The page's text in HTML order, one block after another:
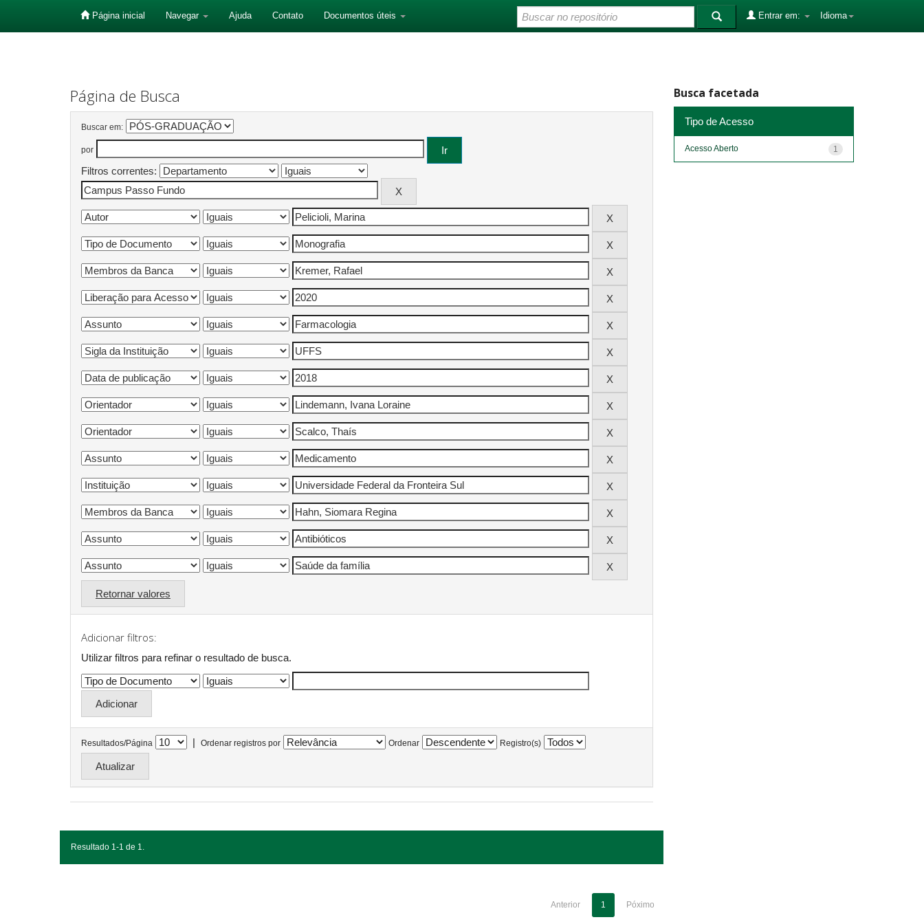
Página inicial Navegar Ajuda Contato Documentos úteis Idioma
Entrar em:
Página de Busca
Buscar em:
por
Filtros correntes:
Retornar valores
Adicionar filtros:
Utilizar filtros para refinar o resultado de busca.
Resultados/Página | Ordenar registros por Ordenar Registro(s)
Resultado 1-1 de 1.
Anterior 1 Póximo
Busca facetada
Tipo de Acesso
1
Acesso Aberto